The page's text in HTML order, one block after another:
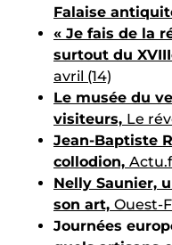
Falaise
« Je fais de la
surtout du
avril (14)
Le musée du
visiteurs, Le
Jean-Baptiste
collodion,
Nelly Saunier,
son art, Ouest-
Journées